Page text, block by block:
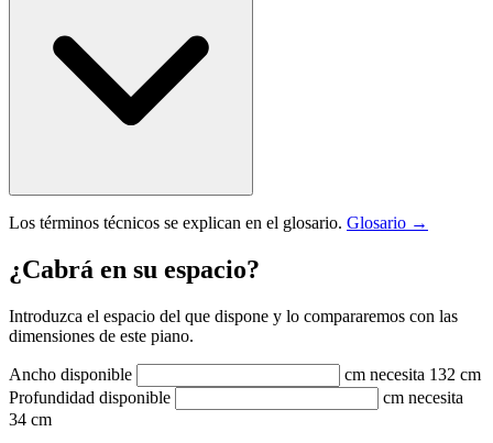
Los términos técnicos se explican en el glosario. Glosario →
¿Cabrá en su espacio?
Introduzca el espacio del que dispone y lo compararemos con las
dimensiones de este piano.
Ancho disponible cm necesita 132 cm
Profundidad disponible
cm necesita
34 cm